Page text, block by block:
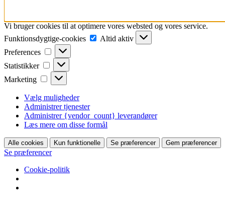
Vi bruger cookies til at optimere vores websted og vores service.
Funktionsdygtige-cookies
Funktionsdygtige-
cookies
Altid aktiv
Preferences
Preferences
Statistikker Statistikker
Marketing Marketing
Vælg muligheder
Administrer tjenester
Administrer {vendor_count} leverandører
Læs mere om disse formål
Alle cookies Kun funktionelle Se præferencer Gem præferencer
Se præferencer
Cookie-politik